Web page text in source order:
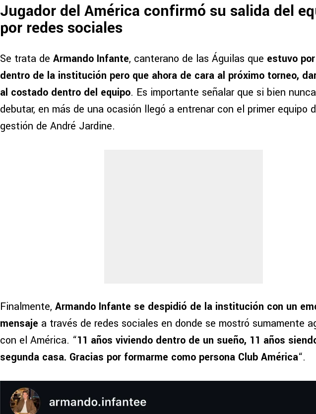
Jugador del América confirmó su salida del
por redes sociales
Se trata de Armando Infante, canterano de las Águilas que estuvo
dentro de la institución pero que ahora de cara al próximo torneo,
al costado dentro del equipo. Es importante señalar que si bien
debutar, en más de una ocasión llegó a entrenar con el primer equipo
gestión de André Jardine.
Finalmente, Armando Infante se despidió de la institución con un
mensaje a través de redes sociales en donde se mostró sumamente
con el América. “11 años viviendo dentro de un sueño, 11 años
segunda casa. Gracias por formarme como persona Club América“.